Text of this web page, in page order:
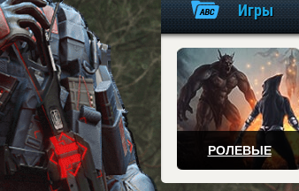
Игры
РОЛЕВЫЕ